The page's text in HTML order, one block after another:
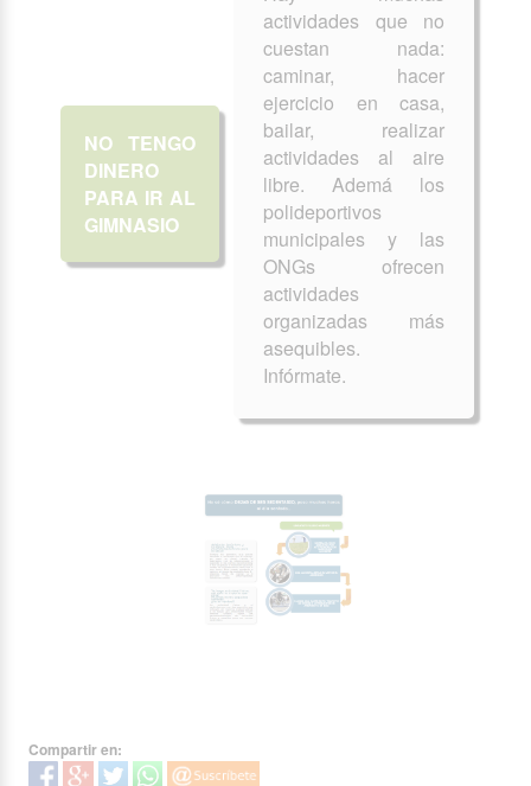
NO TENGO
DINERO
PARA IR AL
GIMNASIO
actividades que no
cuestan nada:
caminar, hacer
ejercicio en casa,
bailar, realizar
actividades al aire
libre. Ademá los
polideportivos
municipales y las
ONGs ofrecen
actividades
organizadas más
asequibles.
Infórmate.
Compartir en: